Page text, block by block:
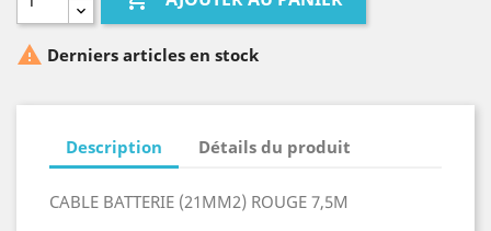
 Derniers articles en stock
Description Détails du produit
CABLE BATTERIE (21MM2) ROUGE 7,5M